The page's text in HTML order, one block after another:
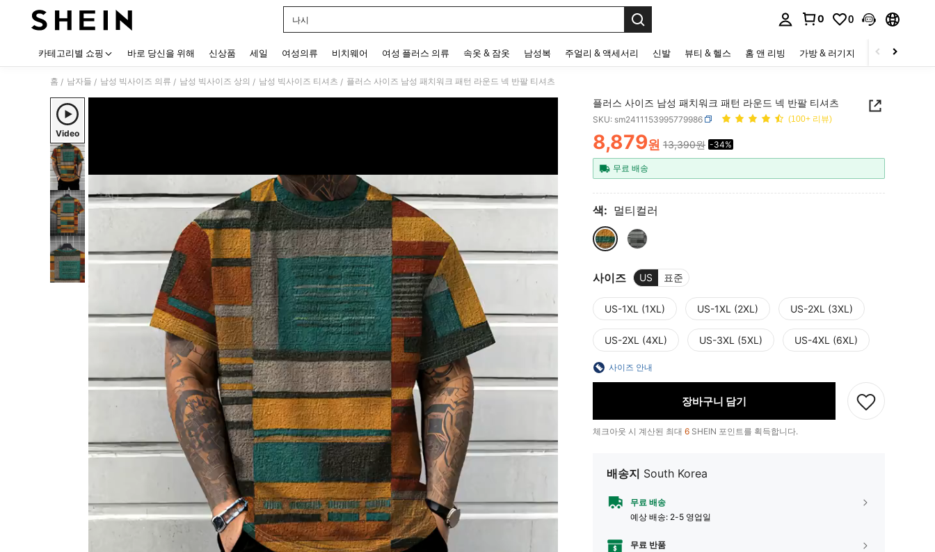
나시
0 0
카테고리별 쇼핑 바로 당신을 위해 신상품 세일 여성의류 비치웨어 여성 플러스 의류 속옷 & 잠옷 남성복 주얼리 & 액세서리 신발 뷰티 & 헬스 홈 앤 리빙 가방 & 러기지 스포츠 & 아웃
홈 / 남자들 / 남성 빅사이즈 의류 / 남성 빅사이즈 상의 / 남성 빅사이즈 티셔츠 / 플러스 사이즈 남성 패치워크 패턴 라운드 넥 반팔 티셔츠
Video
플러스 사이즈 남성 패치워크 패턴 라운드 넥 반팔 티셔츠
SKU: sm2411153995779986 (100+ 리뷰)
PRICE AND AVAILABILITY
8,879원 13,390원 -34%
무료 배송
색: 멀티컬러
사이즈 US 표준
US-1XL (1XL) US-1XL (2XL) US-2XL (3XL)
US-2XL (4XL) US-3XL (5XL) US-4XL (6XL)
사이즈 안내
장바구니 담기
체크아웃 시 계산된 최대 6 SHEIN 포인트를 획득합니다.
배송지 South Korea
무료 배송
예상 배송: 2-5 영업일
무료 반품